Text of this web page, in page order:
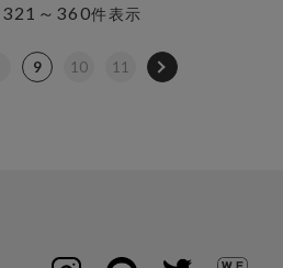
321～360件表示
9 10 11